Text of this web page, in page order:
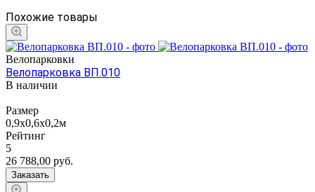
Похожие товары
Велопарковки
Велопарковка ВП.010
В наличии
Размер
0,9х0,6х0,2м
Рейтинг
5
26 788,00 руб.
Заказать